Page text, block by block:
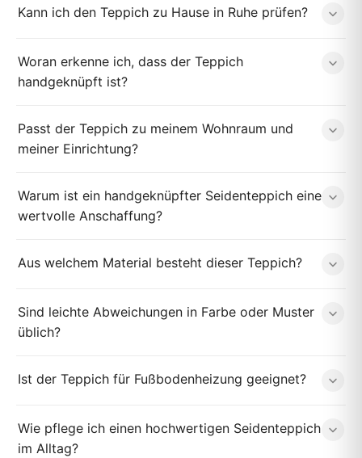
Kann ich den Teppich zu Hause in Ruhe prüfen?
Woran erkenne ich, dass der Teppich
handgeknüpft ist?
Passt der Teppich zu meinem Wohnraum und
meiner Einrichtung?
Warum ist ein handgeknüpfter Seidenteppich eine
wertvolle Anschaffung?
Aus welchem Material besteht dieser Teppich?
Sind leichte Abweichungen in Farbe oder Muster
üblich?
Ist der Teppich für Fußbodenheizung geeignet?
Wie pflege ich einen hochwertigen Seidenteppich
im Alltag?